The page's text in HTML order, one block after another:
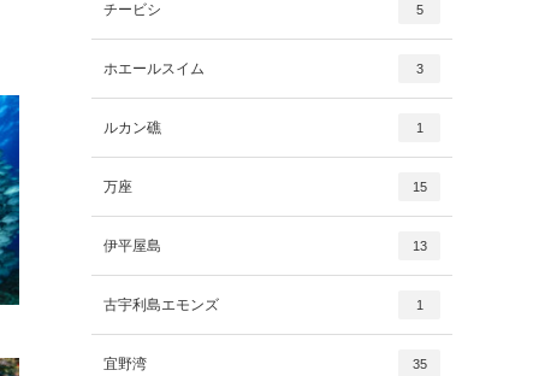
チービシ 5
ホエールスイム 3
ルカン礁 1
万座 15
伊平屋島 13
古宇利島エモンズ 1
宜野湾 35